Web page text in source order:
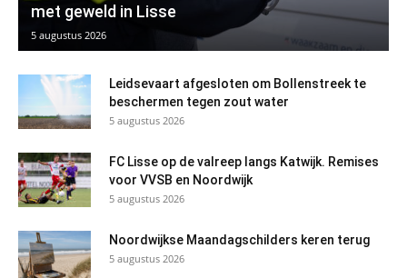
met geweld in Lisse
5 augustus 2026
Leidsevaart afgesloten om Bollenstreek te
beschermen tegen zout water
5 augustus 2026
FC Lisse op de valreep langs Katwijk. Remises
voor VVSB en Noordwijk
5 augustus 2026
Noordwijkse Maandagschilders keren terug
5 augustus 2026